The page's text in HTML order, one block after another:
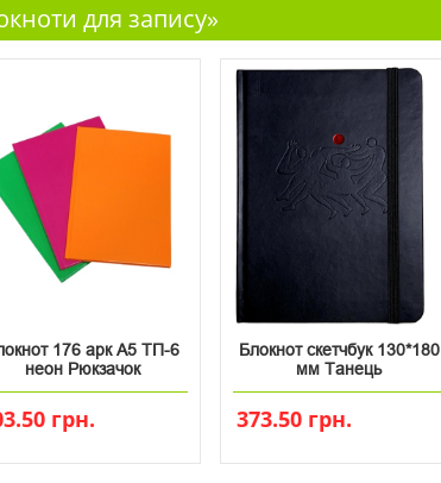
для запису»
176 арк А5 ТП-6
неон Рюкзачок
грн.
Блокнот скетчбук 130*180
мм Танець
373.50 грн.